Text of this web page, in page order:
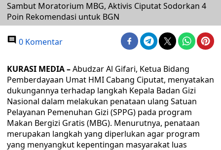
Sambut Moratorium MBG, Aktivis Ciputat Sodorkan 4
Poin Rekomendasi untuk BGN
0 Komentar
KURASI MEDIA –Abudzar Al Gifari, Ketua Bidang
Pemberdayaan Umat HMI Cabang Ciputat, menyatakan
dukungannya terhadap langkah Kepala Badan Gizi
Nasional dalam melakukan penataan ulang Satuan
Pelayanan Pemenuhan Gizi (SPPG) pada program
Makan Bergizi Gratis (MBG). Menurutnya, penataan
merupakan langkah yang diperlukan agar program
yang menyangkut kepentingan masyarakat luas